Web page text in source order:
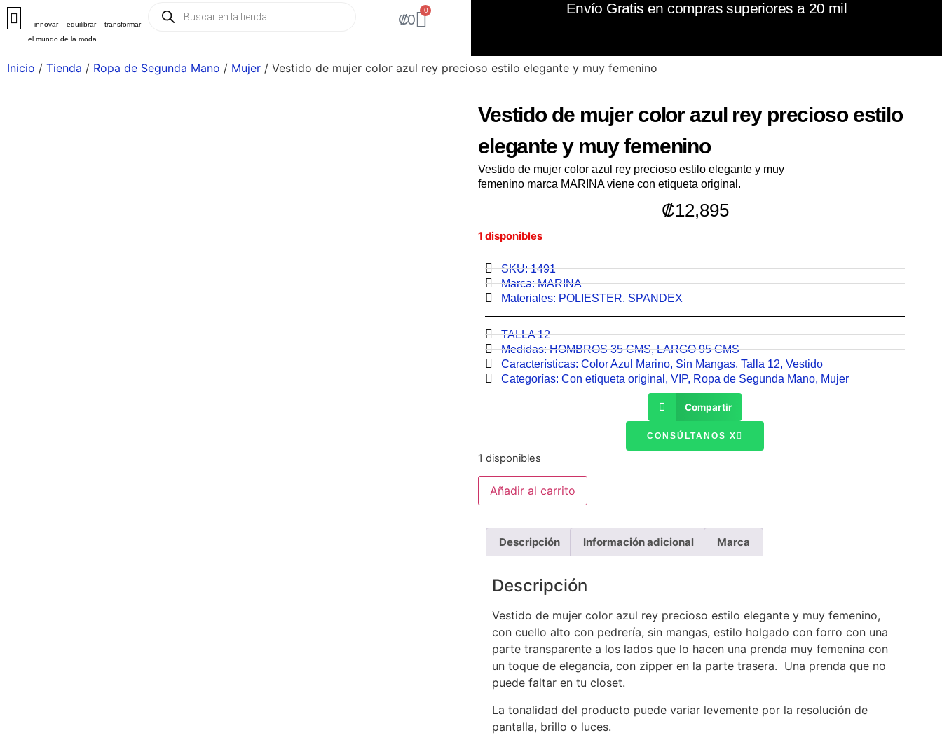
– innovar – equilibrar – transformar
el mundo de la moda
₡0
0 Envío Gratis en compras superiores a 20 mil
Inicio / Tienda / Ropa de Segunda Mano / Mujer / Vestido de mujer color azul rey precioso estilo elegante y muy femenino
Vestido de mujer color azul rey precioso estilo
elegante y muy femenino
Vestido de mujer color azul rey precioso estilo elegante y muy
femenino marca MARINA viene con etiqueta original.
₡12,895
1 disponibles
SKU: 1491
Marca:MARINA
Materiales: POLIESTER, SPANDEX
TALLA 12
Medidas:HOMBROS 35 CMS,LARGO 95 CMS
Características:Color Azul Marino,Sin Mangas,Talla 12,Vestido
Categorías: Con etiqueta original , VIP, Ropa de Segunda Mano, Mujer
Compartir
CONSÚLTANOS X
1 disponibles
Añadir al carrito
Descripción Información adicional Marca
Descripción
Vestido de mujer color azul rey precioso estilo elegante y muy femenino,
con cuello alto con pedrería, sin mangas, estilo holgado con forro con una
parte transparente a los lados que lo hacen una prenda muy femenina con
un toque de elegancia, con zipper en la parte trasera. Una prenda que no
puede faltar en tu closet.
La tonalidad del producto puede variar levemente por la resolución de
pantalla, brillo o luces.